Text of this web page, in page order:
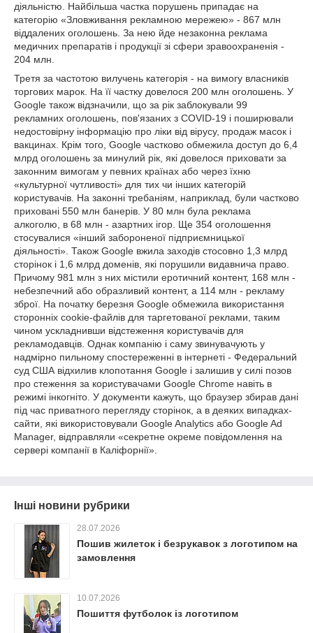
діяльністю. Найбільша частка порушень припадає на
категорію «Зловживання рекламною мережею» - 867 млн ​​
віддалених оголошень. За нею йде незаконна реклама
медичних препаратів і продукції зі сфери зравоохраненія -
204 млн.
Третя за частотою вилучень категорія - на вимогу власників
торгових марок. На її частку довелося 200 млн оголошень. У
Google також відзначили, що за рік заблокували 99
рекламних оголошень, пов'язаних з COVID-19 і поширювали
недостовірну інформацію про ліки від вірусу, продаж масок і
вакцинах. Крім того, Google частково обмежила доступ до 6,4
млрд оголошень за минулий рік, які довелося приховати за
законним вимогам у певних країнах або через їхню
«культурної чутливості» для тих чи інших категорій
користувачів. На законні требаніям, наприклад, були частково
приховані 550 млн банерів. У 80 млн була реклама
алкоголю, в 68 млн - азартних ігор. Ще 354 оголошення
стосувалися «інший забороненої підприємницької
діяльності». Також Google вжила заходів стосовно 1,3 млрд
сторінок і 1,6 млрд доменів, які порушили видавнича право.
Причому 981 млн з них містили еротичний контент, 168 млн -
небезпечний або образливий контент, а 114 млн - рекламу
зброї. На початку березня Google обмежила використання
сторонніх cookie-файлів для таргетованої реклами, таким
чином ускладнивши відстеження користувачів для
рекламодавців. Однак компанію і саму звинувачують у
надмірно пильному спостереженні в інтернеті - Федеральний
суд США відхилив клопотання Google і залишив у силі позов
про стеження за користувачами Google Chrome навіть в
режимі інкогніто. У документи кажуть, що браузер збирав дані
під час приватного перегляду сторінок, а в деяких випадках-
сайти, які використовували Google Analytics або Google Ad
Manager, відправляли «секретне окреме повідомлення на
сервері компанії в Каліфорнії».
Інші новини рубрики
28.07.2026
Пошив жилеток і безрукавок з логотипом на
замовлення
10.07.2026
Пошиття футболок із логотипом